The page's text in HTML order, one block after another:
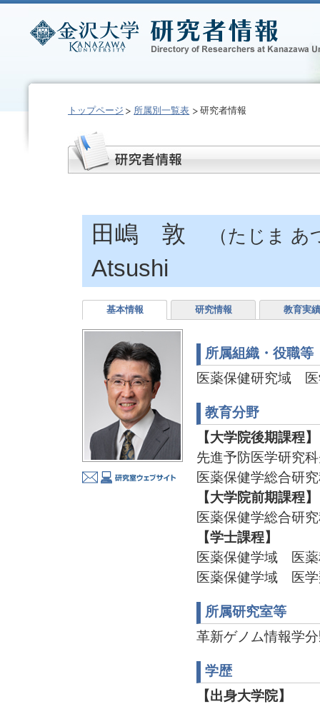
トップページ 所属別一覧表 研究者情報
田嶋 敦 （たじま あ
Atsushi
基本情報 研究情報 教育実績
所属組織・役職等
医薬保健研究域 医
教育分野
【大学院後期課程】
先進予防医学研究
医薬保健学総合研
【大学院前期課程】
医薬保健学総合研
【学士課程】
医薬保健学域 医薬
医薬保健学域 医
所属研究室等
革新ゲノム情報学
学歴
【出身大学院】